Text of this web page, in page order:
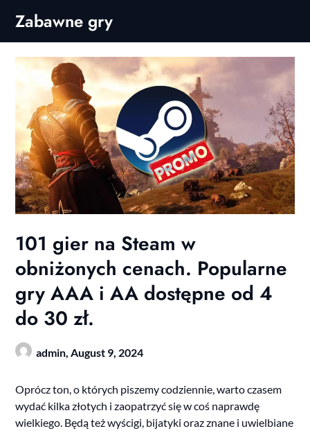
content
Zabawne gry
101 gier na Steam w
obniżonych cenach. Popularne
gry AAA i AA dostępne od 4
do 30 zł.
admin, August 9, 2024
Oprócz ton, o których piszemy codziennie, warto czasem
wydać kilka złotych i zaopatrzyć się w coś naprawdę
wielkiego. Będą też wyścigi, bijatyki oraz znane i uwielbiane